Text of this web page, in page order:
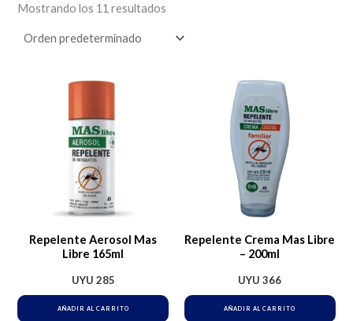
Mostrando los 11 resultados
Repelente Aerosol Mas
Libre 165ml
UYU 285
AÑADIR AL CARRITO
Repelente Crema Mas Libre
– 200ml
UYU 366
AÑADIR AL CARRITO